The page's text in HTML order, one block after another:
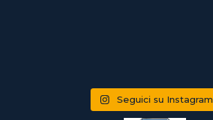
Seguici su Instagram